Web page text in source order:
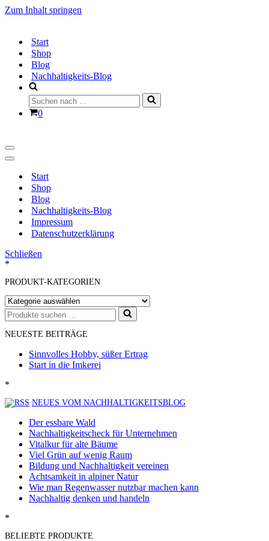
Zum Inhalt springen
Start
Shop
Blog
Nachhaltigkeits-Blog
Suchen
nach …
Warenkorb
0
Navigationsmenü
Navigationsmenü
Start
Shop
Blog
Nachhaltigkeits-Blog
Impressum
Datenschutzerklärung
Schließen
*
PRODUKT-KATEGORIEN
Suchen
nach …
NEUESTE BEITRÄGE
Sinnvolles Hobby, süßer Ertrag
Start in die Imkerei
*
NEUES VOM NACHHALTIGKEITSBLOG
Der essbare Wald
Nachhaltigkeitscheck für Unternehmen
Vitalkur für alte Bäume
Viel Grün auf wenig Raum
Bildung und Nachhaltigkeit vereinen
Achtsamkeit in alpiner Natur
Wie man Regenwasser nutzbar machen kann
Nachhaltig denken und handeln
*
BELIEBTE PRODUKTE